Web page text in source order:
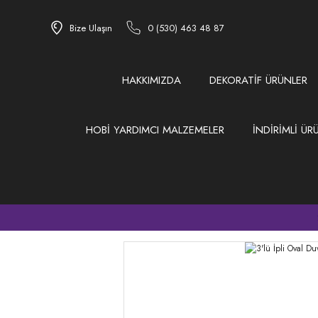
Bize Ulaşın 0 (530) 463 48 87
HAKKIMIZDA DEKORATİF ÜRÜNLER
HOBİ YARDIMCI MALZEMELER İNDİRİMLİ